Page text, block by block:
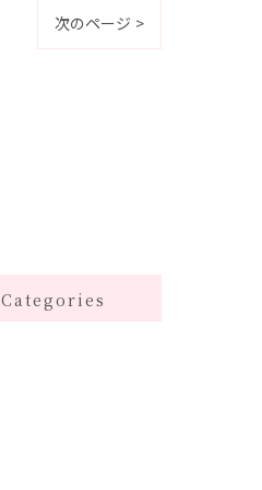
次のページ >
Categories